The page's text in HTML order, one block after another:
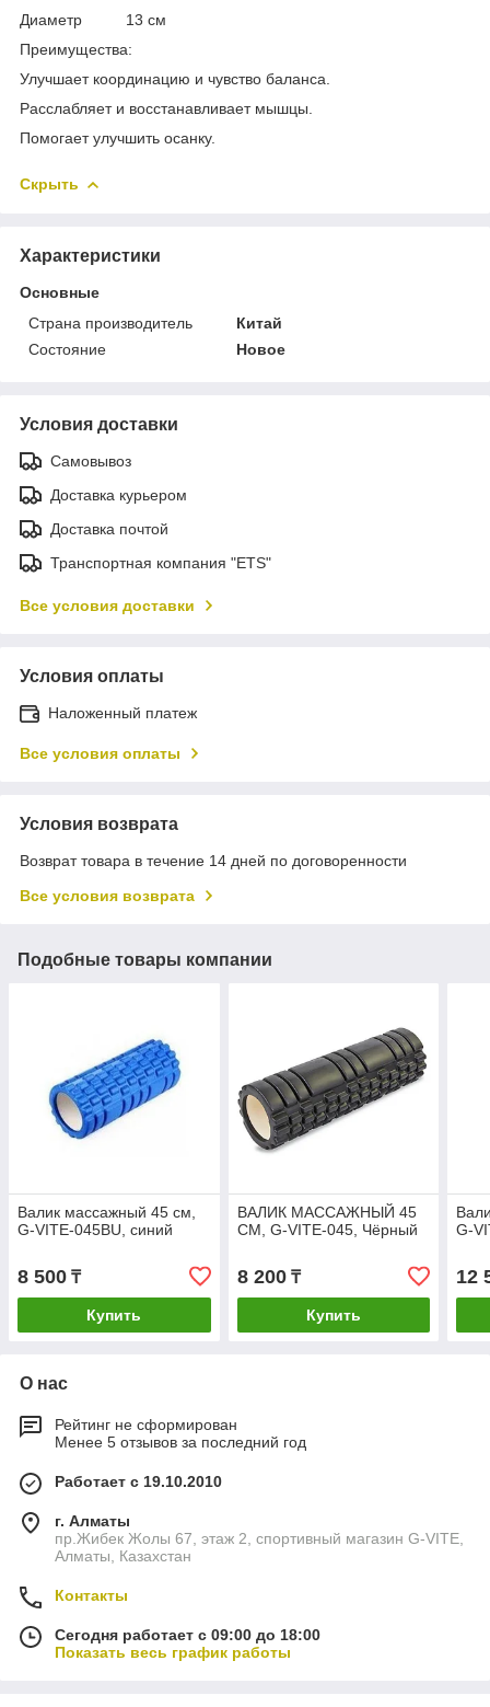
Диаметр 13 см
Преимущества:
Улучшает координацию и чувство баланса.
Расслабляет и восстанавливает мышцы.
Помогает улучшить осанку.
Скрыть
Характеристики
Основные
Страна производитель
Китай
Состояние
Новое
Условия доставки
Самовывоз
Доставка курьером
Доставка почтой
Транспортная компания "ETS"
Все условия доставки
Условия оплаты
Наложенный платеж
Все условия оплаты
Условия возврата
Возврат товара в течение 14 дней по договоренности
Все условия возврата
Подобные товары компании
Валик массажный 45 см,
G-VITE-045BU, синий
8 500 ₸
Купить
ВАЛИК МАССАЖНЫЙ 45
СМ, G-VITE-045, Чёрный
8 200₸
Купить
G-
12
О нас
Рейтинг не сформирован
Менее 5 отзывов за последний год
Работает с 19.10.2010
г. Алматы
пр.Жибек Жолы 67, этаж 2, спортивный магазин G-VITE,
Алматы, Казахстан
Контакты
Сегодня работает с 09:00 до 18:00
Показать весь график работы